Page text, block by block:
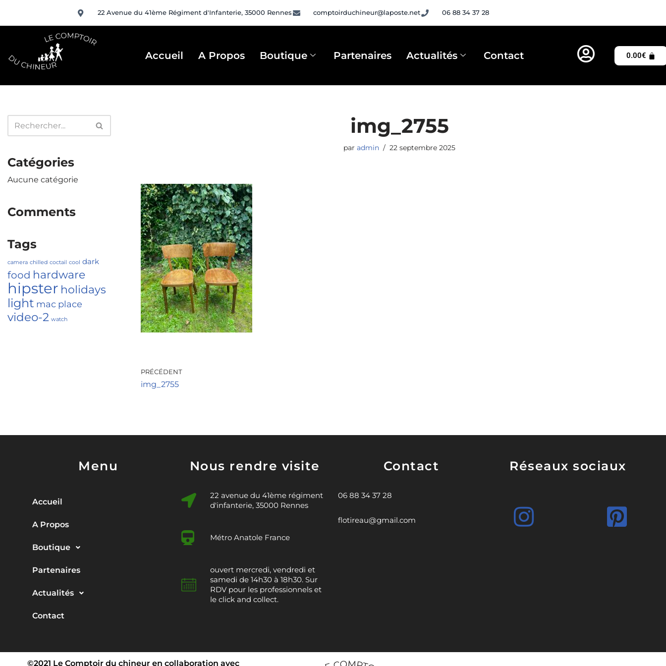
Aller
22 Avenue du 41ème Régiment d'Infanterie, 35000 Rennes comptoirduchineur@laposte.net 06 88 34 37 28
Accueil A Propos Boutique Partenaires Actualités Contact 0.00€
Catégories
Aucune catégorie
Comments
Tags
camera chilled coctail cool dark
food hardware
hipster holidays
light mac place
video-2 watch
img_2755
paradmin 22 septembre 2025
PRÉCÉDENT
img_2755
Menu
Accueil
A Propos
Boutique
Partenaires
Actualités
Contact
Nous rendre visite
22 avenue du 41ème régiment
d'infanterie, 35000 Rennes
Métro Anatole France
ouvert mercredi, vendredi et
samedi de 14h30 à 18h30. Sur
RDV pour les professionnels et
le click and collect.
Contact
06 88 34 37 28
flotireau@gmail.com
Réseaux sociaux
©2021 Le Comptoir du chineur en collaboration avec